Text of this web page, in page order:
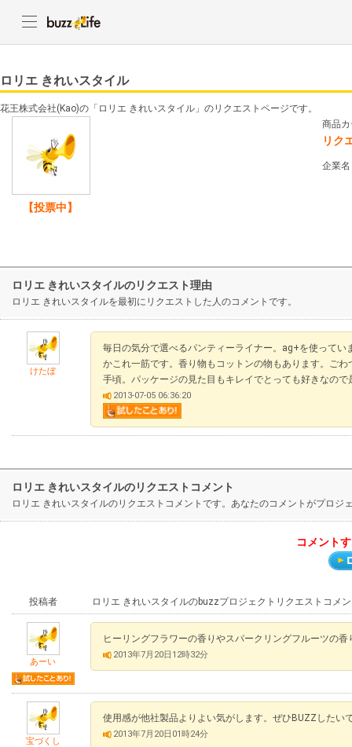
ロリエ きれいスタイル
花王株式会社(Kao)の「ロリエ きれいスタイル」のリクエストページです。
【投票中】
商品
リク
企業
ロリエ きれいスタイルのリクエスト理由
ロリエ きれいスタイルを最初にリクエストした人のコメントです。
けたぼ
毎日の気分で選べるパンティーライナー。ag+を使って
かこれ一筋です。香り物もコットンの物もあります。ご
手頃。パッケージの見た目もキレイでとっても好きなので
2013-07-05 06:36:20
ロリエ きれいスタイルのリクエストコメント
ロリエ きれいスタイルのリクエストコメントです。あなたのコメントがプロ
コメント
投稿者 ロリエ きれいスタイルのbuzzプロジェクトリクエストコメ
あーい
ヒーリングフラワーの香りやスパークリングフルーツの
2013年7月20日12時32分
宝づくし
使用感が他社製品よりよい気がします。ぜひBUZZしたい
2013年7月20日01時24分